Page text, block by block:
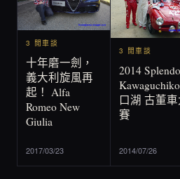
3 閒車談
十年磨一劍，
義大利旋風再
起！ Alfa
Romeo New
Giulia
2017/03/23
3 閒車談
2014
口湖 古董車
賽
2014/07/26